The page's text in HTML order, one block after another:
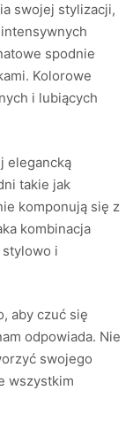
swojej stylizacji,
spodnie
Kolorowe
i lubiących
elegancką
takie jak
komponują się z
kombinacja
i
aby czuć się
odpowiada. Nie
swojego
wszystkim